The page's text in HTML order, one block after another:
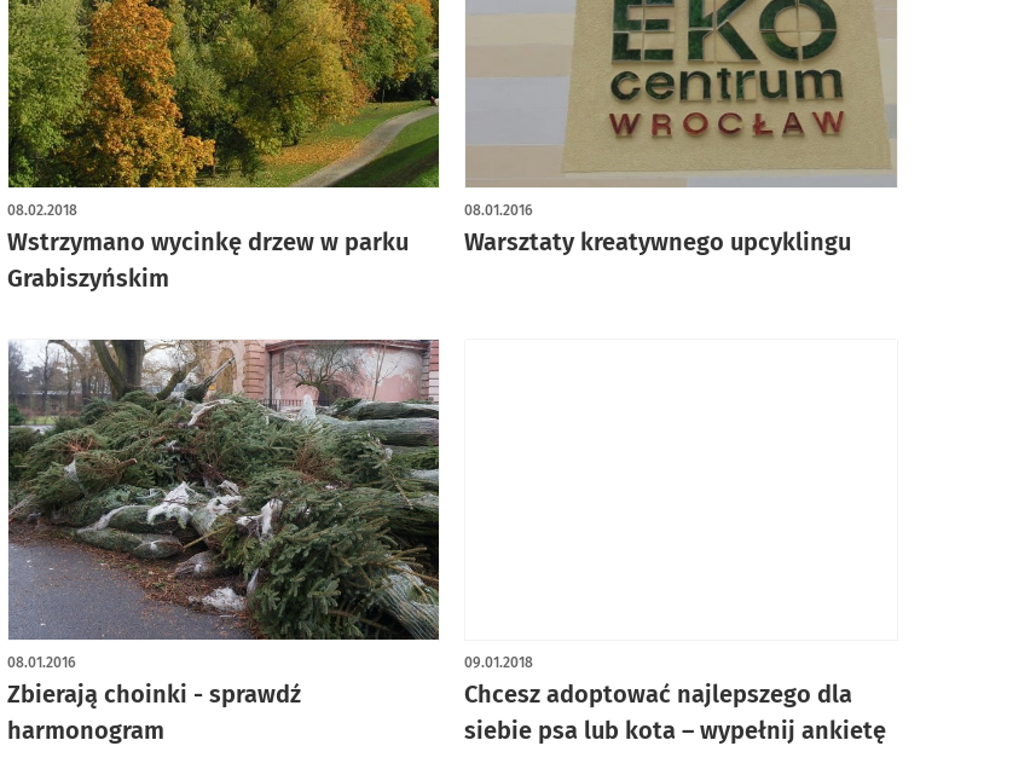
Wstrzymano wycinkę drzew w parku
Grabiszyńskim
08.02.2018
Warsztaty kreatywnego upcyklingu
08.01.2016
Zbierają choinki - sprawdź
harmonogram
08.01.2016
Chcesz adoptować najlepszego dla
siebie psa lub kota – wypełnij ankietę
09.01.2018